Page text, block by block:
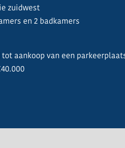
zuidwest
en 2 badkamers
aankoop van een